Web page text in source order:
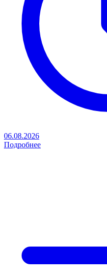
06.08.2026
Подробнее